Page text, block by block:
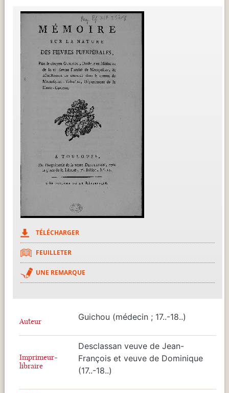
TÉLÉCHARGER
FEUILLETER
UNE REMARQUE
Auteur Guichou (médecin ; 17..-18..)
Imprimeur-
libraire
Desclassan veuve de Jean-
François et veuve de Dominique
(17..-18..)